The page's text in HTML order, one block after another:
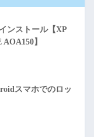
ンストール【XP
】
スマホでのロッ